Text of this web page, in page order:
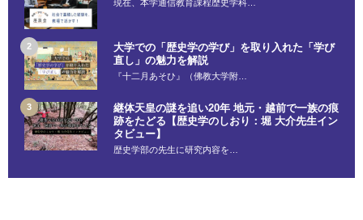
現在、本学通信教育課程歴史学科…
大学での「歴史学の学び」を取り入れた「学び
直し」の魅力を解説
『十二月あそひ』（佛教大学附…
継体天皇の謎を追い20年 地元・越前で一族の痕
跡をたどる【歴史学のしおり：堀 大介先生イン
タビュー】
歴史学部の先生に研究内容を…